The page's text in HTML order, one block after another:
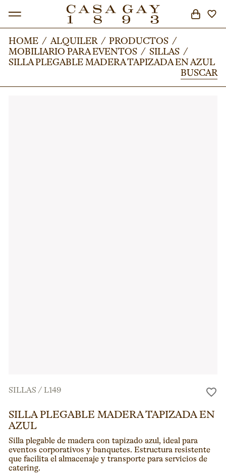
BUSCAR
HOME / ALQUILER / PRODUCTOS /
MOBILIARIO PARA EVENTOS / SILLAS /
SILLA PLEGABLE MADERA TAPIZADA EN AZUL
BUSCAR
HOME / ALQUILER / PRODUCTOS /
MOBILIARIO PARA EVENTOS / SILLAS /
SILLA PLEGABLE MADERA TAPIZADA EN AZUL
BUSCAR
SILLAS /L149
SILLA PLEGABLE MADERA TAPIZADA EN
AZUL
Silla plegable de madera con tapizado azul, ideal para
eventos corporativos y banquetes. Estructura resistente
que facilita el almacenaje y transporte para servicios de
catering.